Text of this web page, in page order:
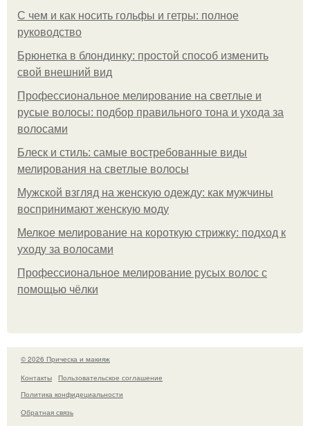
С чем и как носить гольфы и гетры: полное
руководство
Брюнетка в блондинку: простой способ изменить
свой внешний вид
Профессиональное мелирование на светлые и
русые волосы: подбор правильного тона и ухода за
волосами
Блеск и стиль: самые востребованные виды
мелирования на светлые волосы
Мужской взгляд на женскую одежду: как мужчины
воспринимают женскую моду
Мелкое мелирование на короткую стрижку: подход к
уходу за волосами
Профессиональное мелирование русых волос с
помощью чёлки
© 2026 Прическа и макияж
Контакты
Пользовательское соглашение
Политика конфидециальности
Обратная связь